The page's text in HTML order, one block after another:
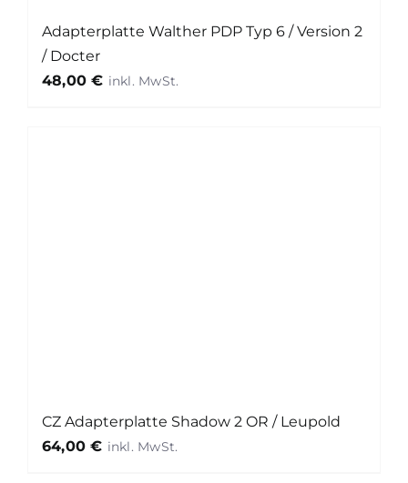
Adapterplatte Walther PDP Typ 6 / Version 2
/ Docter
48,00€
CZ Adapterplatte Shadow 2 OR / Leupold
64,00€